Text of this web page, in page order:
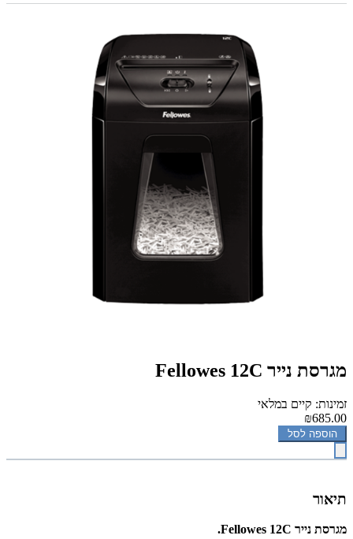
מגרסת נייר Fellowes 12C
זמינות: קיים במלאי
₪685.00
הוספה לסל
תיאור
מגרסת נייר Fellowes 12C.